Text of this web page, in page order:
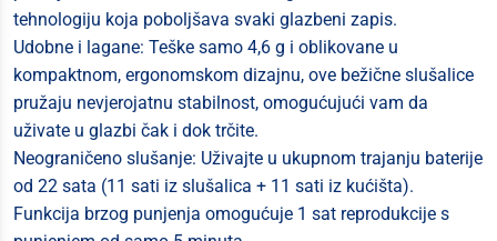
tehnologiju koja poboljšava svaki glazbeni zapis.
Udobne i lagane: Teške samo 4,6 g i oblikovane u
kompaktnom, ergonomskom dizajnu, ove bežične slušalice
pružaju nevjerojatnu stabilnost, omogućujući vam da
uživate u glazbi čak i dok trčite.
Neograničeno slušanje: Uživajte u ukupnom trajanju baterije
od 22 sata (11 sati iz slušalica + 11 sati iz kućišta).
Funkcija brzog punjenja omogućuje 1 sat reprodukcije s